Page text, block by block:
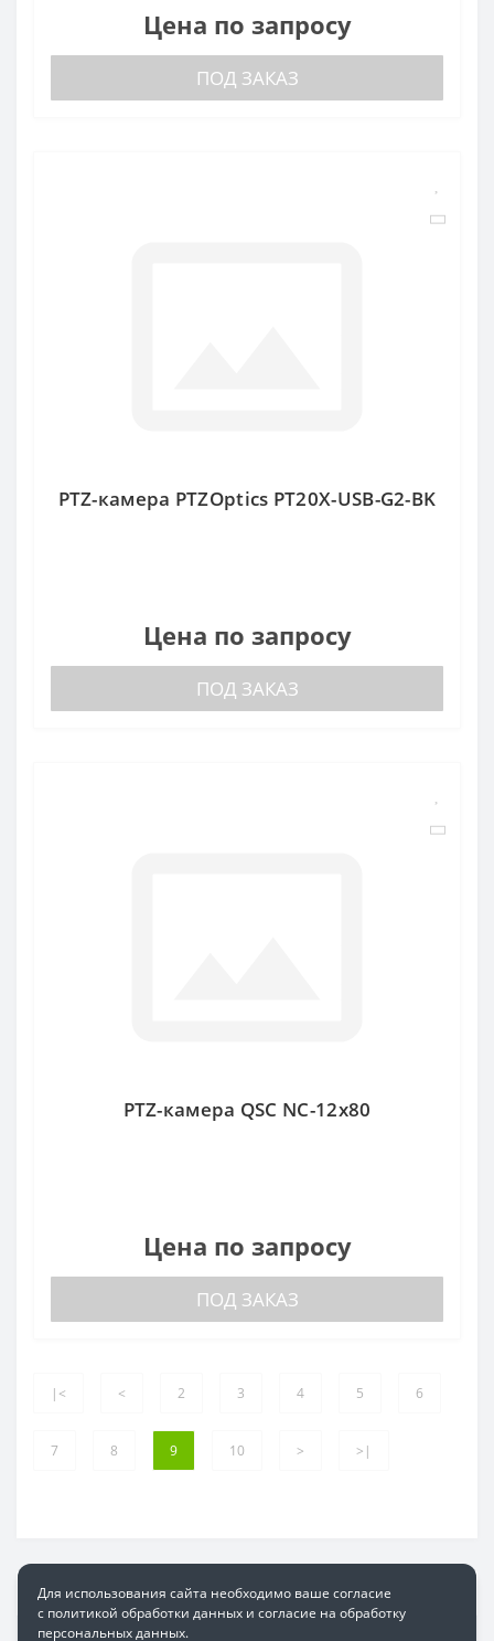
Цена по запросу
ПОД ЗАКАЗ
PTZ-камера PTZOptics PT20X-USB-G2-BK
Цена по запросу
ПОД ЗАКАЗ
PTZ-камера QSC NC-12x80
Цена по запросу
ПОД ЗАКАЗ
|< < 2 3 4 5 6
7 8 9 10 > >|
Для использования сайта необходимо ваше согласие
с политикой обработки данных и согласие на обработку
персональных данных.